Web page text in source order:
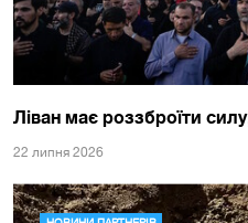
Ліван має роззброїти
22 липня 2026